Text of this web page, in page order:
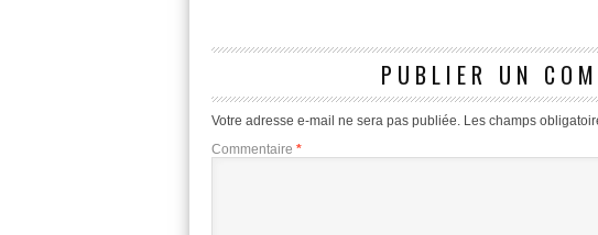
PUBLIER UN
Votre adresse e-mail ne sera pas publiée. Les champs
Commentaire *